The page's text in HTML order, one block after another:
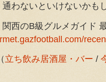
わないといけないかも
西のB級グルメガイド
立ち飲み居酒屋・バー /